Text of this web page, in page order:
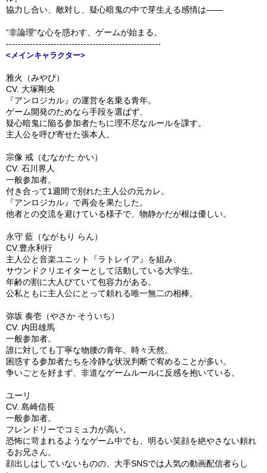
協力し合い、敵対し、疑心暗鬼の中で芽生える感情は――
“非論理“な心を惑わす、ゲームが始まる。
----------------------------------------------------
<メインキャラクター>
雅火（みやび）
CV. 大塚剛央
『アンロジカル』の運営を名乗る青年。
ゲーム開発のためなら手段を選ばず、
疑心暗鬼に陥る参加者たちに理不尽なルールを課す。
主人公を呼び寄せた張本人。
宗像 戒（むなかた かい）
CV. 石川界人
一般参加者。
付き合って1週間で別れた主人公の元カレ。
『アンロジカル』で再会を果たした。
他者との交流を避けている様子で、物静かだが根は優しい。
永守 藍（ながもり らん）
CV.豊永利行
主人公と音楽ユニット『ラトレイア』を組み、
サウンドクリエイターとして活動している大学生。
年齢の割に大人びていて包容力がある。
公私ともに主人公にとって頼れる唯一無二の相棒。
弥坂 奏壱（やさか そういち）
CV. 内田雄馬
一般参加者。
誰に対しても丁寧な物腰の青年。時々天然。
困惑する参加者たちを冷静な状況判断で宥めることが多い。
争いごとを好まず、非道なゲームルールに反感を抱いている。
ユーリ
CV. 島崎信長
一般参加者。
フレンドリーでコミュ力が高い。
恐怖に苛まれるようなゲーム中でも、明るい笑顔を絶やさない頼れ
るお兄さん。
顔出しはしていないものの、大手SNSでは人気の動画配信者らし